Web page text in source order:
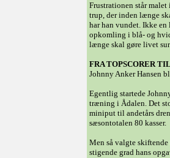
Frustrationen står
trup, der inden længe
har han vundet. Ikke
opkomling i blå- og
længe skal gøre livet
FRA TOPSCORER
Johnny Anker Hansen
Egentlig startede
træning i Ådalen. Det
miniput til andetårs
sæsontotalen 80 kasser.
Men så valgte
stigende grad hans